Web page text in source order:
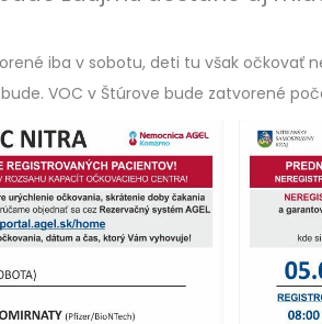
iba v sobotu, deti tu však očkovať
VOC v Štúrove bude zatvorené